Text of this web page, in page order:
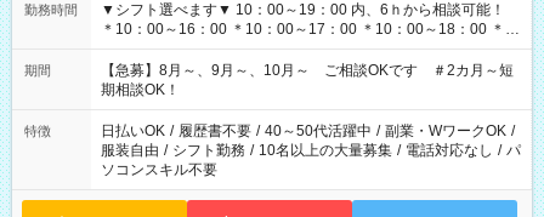
勤務時間
▼シフト選べます▼ 10：00～19：00 内、6ｈから相談可能！
＊10：00～16：00 ＊10：00～17：00 ＊10：00～18：00 ＊
11：00～19：00 ＊12：00～19：00 ＊13：00～19：00
期間
【急募】8月～、9月～、10月～ ご相談OKです ＃2カ月～短
期相談OK！
特徴 日払いOK / 履歴書不要 / 40～50代活躍中 / 副業・WワークOK /
服装自由 / シフト勤務 / 10名以上の大量募集 / 電話対応なし / パ
ソコンスキル不要